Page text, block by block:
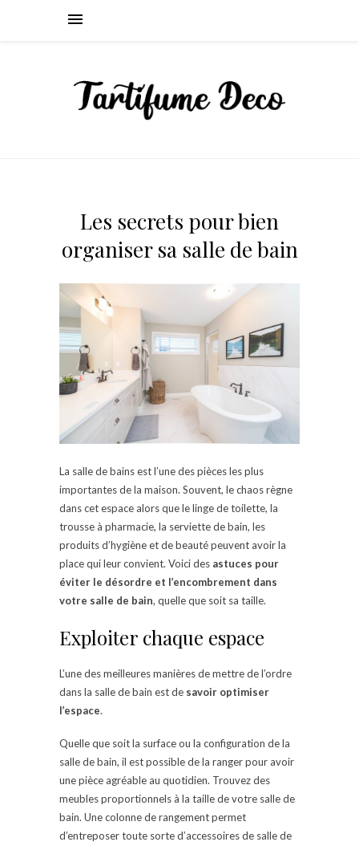
Les secrets pour bien
organiser sa salle de bain
La salle de bains est l’une des pièces les plus
importantes de la maison. Souvent, le chaos règne
dans cet espace alors que le linge de toilette, la
trousse à pharmacie, la serviette de bain, les
produits d’hygiène et de beauté peuvent avoir la
place qui leur convient. Voici des astuces pour
éviter le désordre et l’encombrement dans
votre salle de bain, quelle que soit sa taille.
Exploiter chaque espace
L’une des meilleures manières de mettre de l’ordre
dans la salle de bain est de savoir optimiser
l’espace.
Quelle que soit la surface ou la configuration de la
salle de bain, il est possible de la ranger pour avoir
une pièce agréable au quotidien. Trouvez des
meubles proportionnels à la taille de votre salle de
bain. Une colonne de rangement permet
d’entreposer toute sorte d’accessoires de salle de